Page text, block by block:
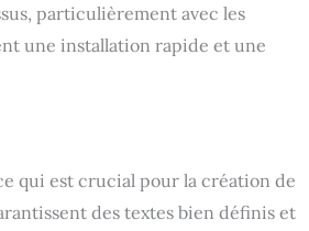
particulièrement avec les
une installation rapide et une
qui est crucial pour la création de
des textes bien définis et